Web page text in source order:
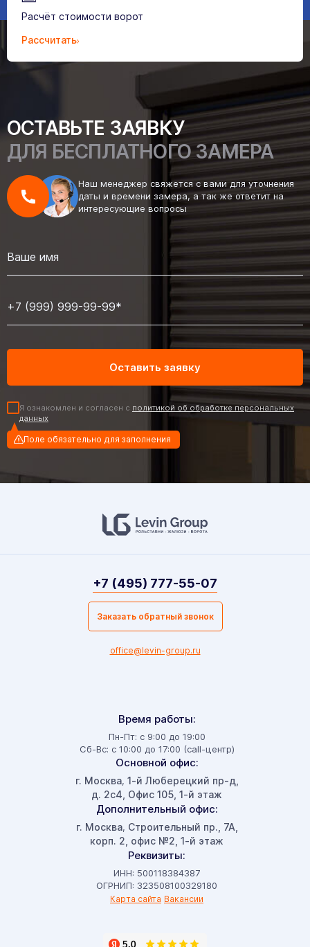
Расчёт стоимости ворот
Рассчитать
ОСТАВЬТЕ ЗАЯВКУ
ДЛЯ БЕСПЛАТНОГО ЗАМЕРА
Наш менеджер свяжется с вами для уточнения
даты и времени замера, а так же ответит на
интересующие вопросы
Я ознакомлен и согласен с политикой об обработке персональных
данных
Поле обязательно для заполнения
Время работы:
Пн-Пт: с 9:00 до 19:00
Сб-Вс: с 10:00 до 17:00 (call-центр)
Основной офис:
г. Москва, 1-й Люберецкий пр-д,
д. 2с4, Офис 105, 1-й этаж
Дополнительный офис:
г. Москва, Строительный пр., 7А,
корп. 2, офис №2, 1-й этаж
Реквизиты:
ИНН: 500118384387
ОГРНИП: 323508100329180
Карта сайта Вакансии
+7 (495) 777-55-07
Заказать обратный звонок
office@levin-group.ru